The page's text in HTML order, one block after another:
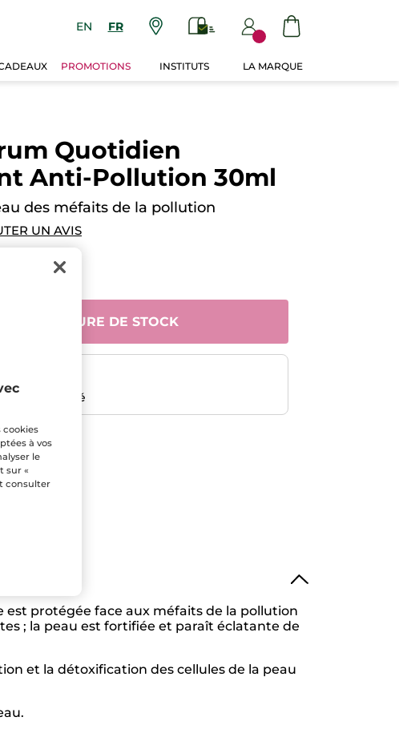
EN FR
PROMOTIONS INSTITUTS LA MARQUE
Quotidien
Anti-Pollution 30ml
des méfaits de la pollution
UN AVIS
EN RUPTURE DE STOCK
ou remboursé
protégée face aux méfaits de la pollution
; la peau est fortifiée et paraît éclatante de
et la détoxification des cellules de la peau
à vos
le
sur «
consulter